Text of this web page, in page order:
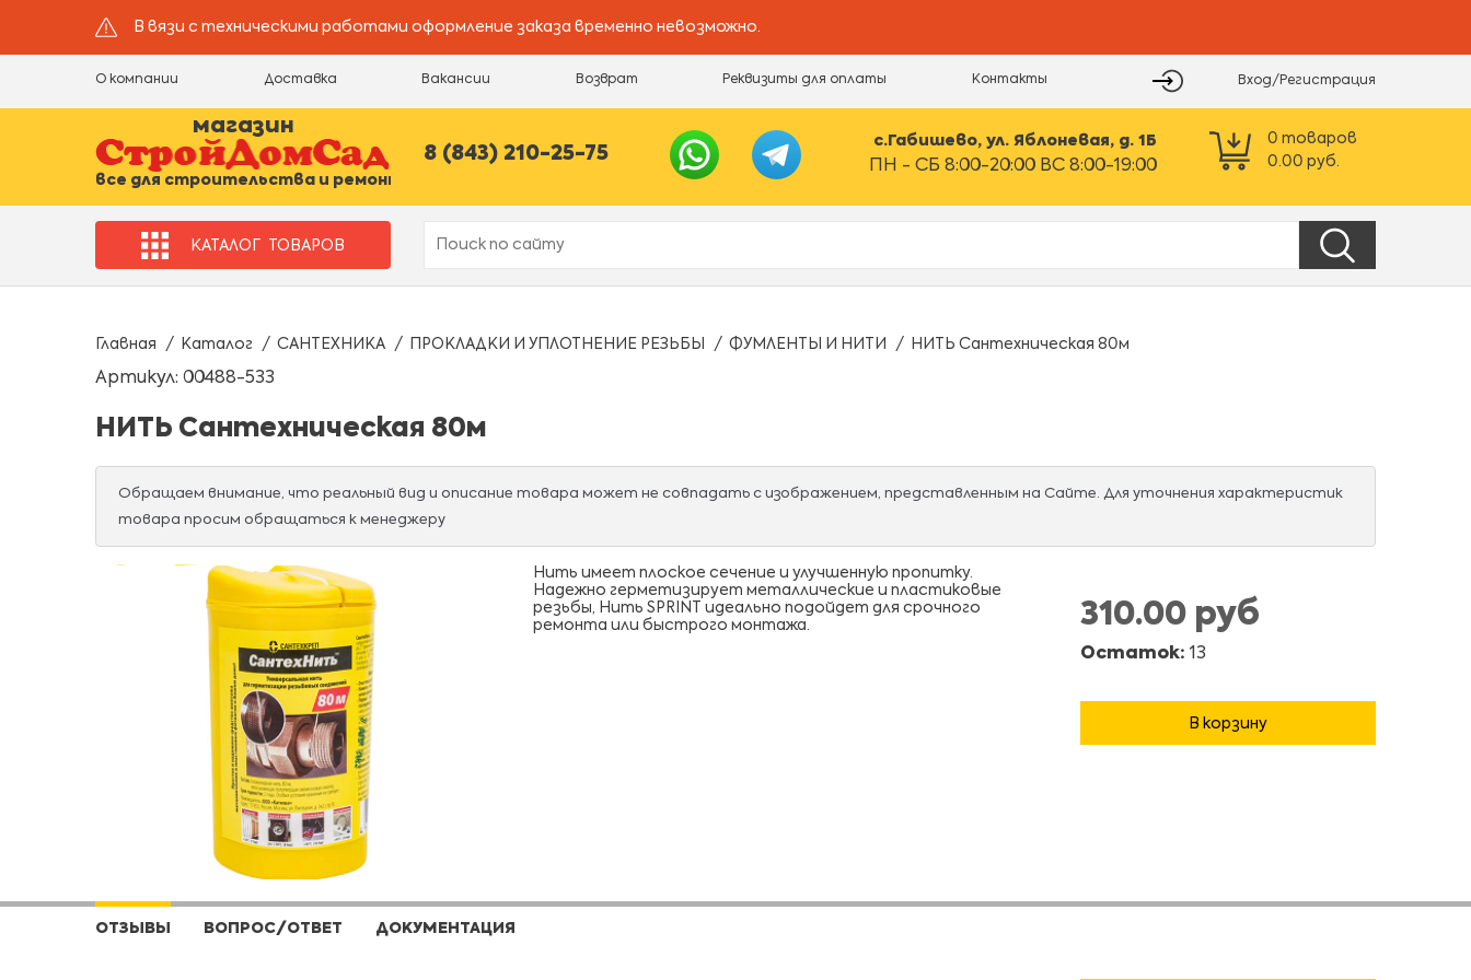
В вязи с техническими работами оформление заказа временно невозможно.
О компании Доставка Вакансии Возврат Реквизиты для оплаты Контакты Вход/Регистрация
магазин
все для строительства и ремонта
8 (843) 210-25-75
с.Габишево, ул. Яблоневая, д. 1Б
ПН - СБ 8:00-20:00 ВС 8:00-19:00
0 товаров
0.00 руб.
КАТАЛОГ ТОВАРОВ
Главная Каталог САНТЕХНИКА ПРОКЛАДКИ И УПЛОТНЕНИЕ РЕЗЬБЫ ФУМЛЕНТЫ И НИТИ НИТЬ Сантехническая 80м
Артикул: 00488-533
НИТЬ Сантехническая 80м
Обращаем внимание, что реальный вид и описание товара может не совпадать с изображением, представленным на Сайте. Для уточнения характеристик
товара просим обращаться к менеджеру
Нить имеет плоское сечение и улучшенную пропитку.
Надежно герметизирует металлические и пластиковые
резьбы, Нить SPRINT идеально подойдет для срочного
ремонта или быстрого монтажа.
310.00 руб
Остаток: 13
В корзину
ОТЗЫВЫ ВОПРОС/ОТВЕТ ДОКУМЕНТАЦИЯ